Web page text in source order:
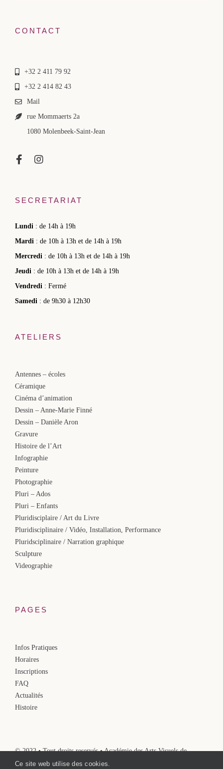
CONTACT
+32 2 411 79 92
+32 2 414 82 43
Mail
rue Mommaerts 2a
1080 Molenbeek-Saint-Jean
SECRETARIAT
Lundi : de 14h à 19h
Mardi : de 10h à 13h et de 14h à 19h
Mercredi : de 10h à 13h et de 14h à 19h
Jeudi : de 10h à 13h et de 14h à 19h
Vendredi : Fermé
Samedi : de 9h30 à 12h30
ATELIERS
Antennes – écoles
Céramique
Cinéma d’animation
Dessin – Anne-Marie Finné
Dessin – Danièle Aron
Gravure
Histoire de l’Art
Infographie
Peinture
Photographie
Pluri – Ados
Pluri – Enfants
Pluridisciplaire / Art du Livre
Pluridisciplinaire / Vidéo, Installation, Performance
Pluridsciplinaire / Narration graphique
Sculpture
Videographie
PAGES
Infos Pratiques
Horaires
Inscriptions
FAQ
Actualités
Histoire
© 2022 • Tout droits reservés • Académie des Arts Visuels de
Molenbeek-Saint-Jean
Ce site web utilise des cookies.